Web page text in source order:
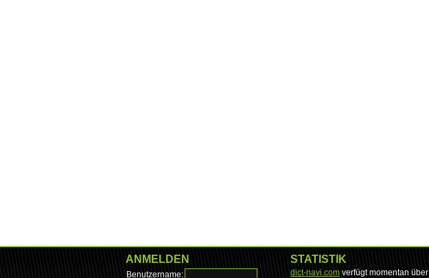
ANMELDEN
Benutzername:
STATISTIK
dict-navi.com verfügt momentan über